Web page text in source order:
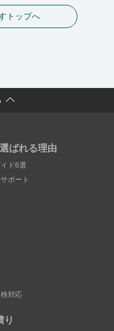
トップへ
ばれる理由
ド6選
ポート
対応
り